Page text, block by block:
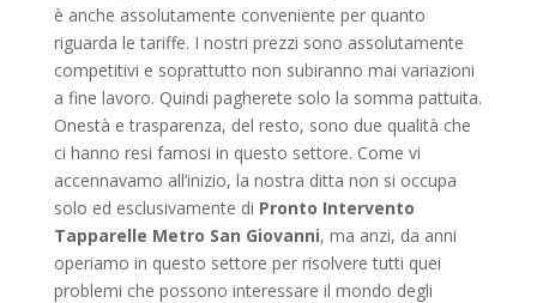
è anche assolutamente conveniente per quanto
riguarda le tariffe. I nostri prezzi sono assolutamente
competitivi e soprattutto non subiranno mai variazioni
a fine lavoro. Quindi pagherete solo la somma pattuita.
Onestà e trasparenza, del resto, sono due qualità che
ci hanno resi famosi in questo settore. Come vi
accennavamo all’inizio, la nostra ditta non si occupa
solo ed esclusivamente di Pronto Intervento
Tapparelle Metro San Giovanni, ma anzi, da anni
operiamo in questo settore per risolvere tutti quei
problemi che possono interessare il mondo degli